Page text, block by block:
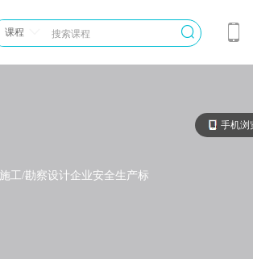
课程
工/勘察设计企业安全生产标
手机浏